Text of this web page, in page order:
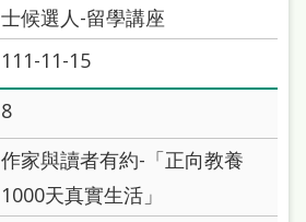
士候選人-留學講座
111-11-15
8
作家與讀者有約-「正向教養
1000天真實生活」